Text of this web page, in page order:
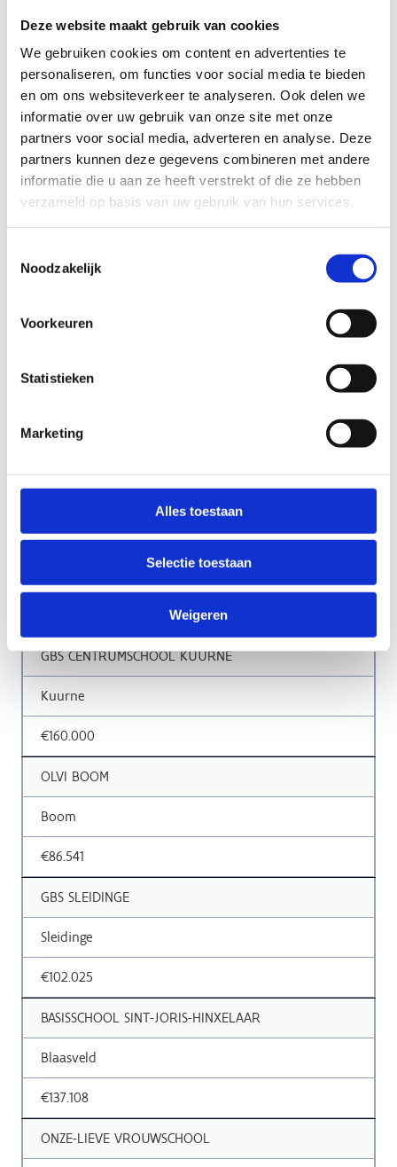
Deze website maakt gebruik van cookies
We gebruiken cookies om content en advertenties te
personaliseren, om functies voor social media te bieden
en om ons websiteverkeer te analyseren. Ook delen we
informatie over uw gebruik van onze site met onze
partners voor social media, adverteren en analyse. Deze
partners kunnen deze gegevens combineren met andere
informatie die u aan ze heeft verstrekt of die ze hebben
verzameld op basis van uw gebruik van hun services.
Noodzakelijk
Voorkeuren
Statistieken
Marketing
Alles toestaan
Selectie toestaan
Weigeren
CAMPUS SINT-JAN BERCHMANS
Mol
€15.875
VBS DE SCHATKIST
Haren
€160.000
€47.976
BASISSCHOOL VIERWINDEN
GBS CENTRUMSCHOOL KUURNE
Kuurne
€160.000
OLVI BOOM
Boom
€86.541
GBS SLEIDINGE
Sleidinge
€102.025
BASISSCHOOL SINT-JORIS-HINXELAAR
Blaasveld
€137.108
ONZE-LIEVE VROUWSCHOOL